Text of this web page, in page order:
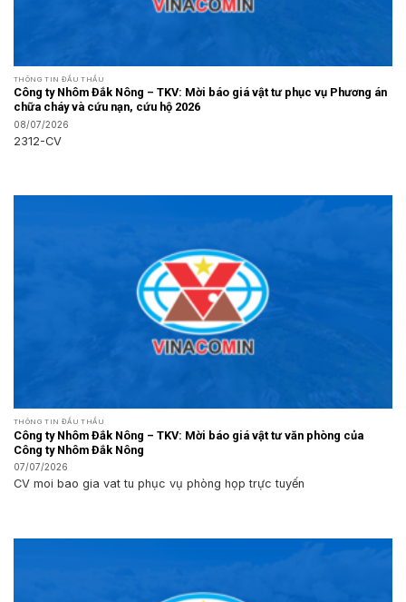
THÔNG TIN ĐẤU THẦU
Công ty Nhôm Đắk Nông – TKV: Mời báo giá vật tư phục vụ Phương án
chữa cháy và cứu nạn, cứu hộ 2026
08/07/2026
2312-CV
THÔNG TIN ĐẤU THẦU
Công ty Nhôm Đắk Nông – TKV: Mời báo giá vật tư văn phòng của
Công ty Nhôm Đắk Nông
07/07/2026
CV moi bao gia vat tu phục vụ phòng họp trực tuyến